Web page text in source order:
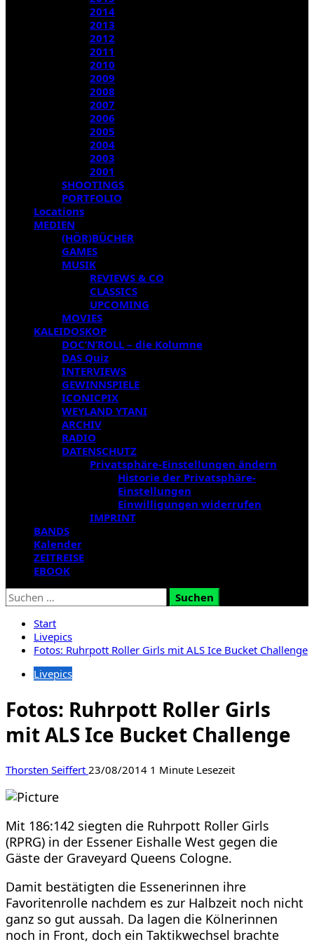
2014
2013
2012
2011
2010
2009
2008
2007
2006
2005
2004
2003
2001
SHOOTINGS
PORTFOLIO
Locations
MEDIEN
(HÖR)BÜCHER
GAMES
MUSIK
REVIEWS & CO
CLASSICS
UPCOMING
MOVIES
KALEIDOSKOP
DOC’N’ROLL – die Kolumne
DAS Quiz
INTERVIEWS
GEWINNSPIELE
ICONICPIX
WEYLAND YTANI
ARCHIV
RADIO
DATENSCHUTZ
Privatsphäre-Einstellungen ändern
Historie der Privatsphäre-
Einstellungen
Einwilligungen widerrufen
IMPRINT
BANDS
Kalender
ZEITREISE
EBOOK
Suchen
nach:
Start
Livepics
Fotos: Ruhrpott Roller Girls mit ALS Ice Bucket Challenge
Livepics
Fotos: Ruhrpott Roller Girls
mit ALS Ice Bucket Challenge
Thorsten Seiffert 23/08/2014 1 Minute Lesezeit
Mit 186:142 siegten die Ruhrpott Roller Girls
(RPRG) in der Essener Eishalle West gegen die
Gäste der Graveyard Queens Cologne.
Damit bestätigten die Essenerinnen ihre
Favoritenrolle nachdem es zur Halbzeit noch nicht
ganz so gut aussah. Da lagen die Kölnerinnen
noch in Front, doch ein Taktikwechsel brachte